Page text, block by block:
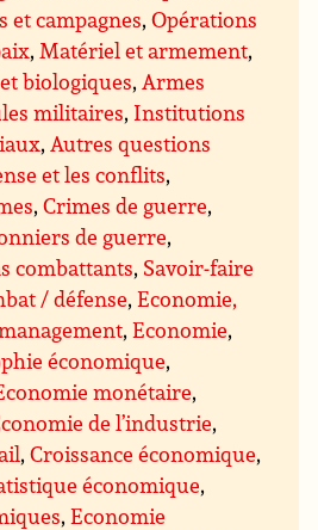
et campagnes,Opérations
,Matériel et armement,
biologiques,Armes
militaires, Institutions
,Autres questions
et les conflits,
,Crimes de guerre,
de guerre,
combattants, Savoir-faire
/ défense,Economie,
,Economie,
économique,
monétaire,
de l’industrie,
,Croissance économique,
économique,
,Economie